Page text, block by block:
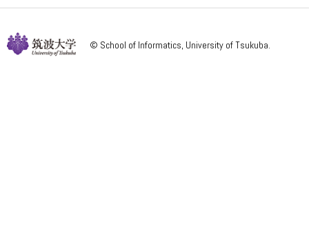
© School of Informatics, University of Tsukuba.